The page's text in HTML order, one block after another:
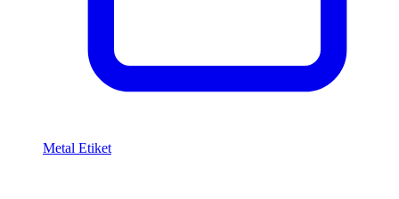
Metal Etiket